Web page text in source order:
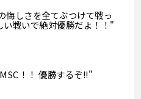
悔しさを全てぶつけて戦っ
い戦いで絶対優勝だよ！！"
！！ 優勝するぞ!!"